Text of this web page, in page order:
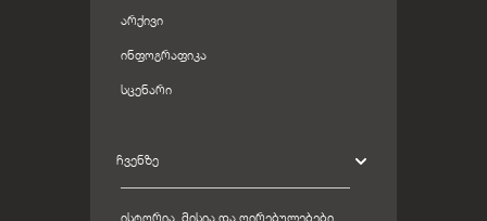
ᲐᲠᲥᲘᲕᲘ
ᲘᲜᲤᲝᲒᲠᲐᲤᲘᲙᲐ
ᲡᲪᲔᲜᲐᲠᲘ
ᲩᲕᲔᲜᲖᲔ
ᲘᲡᲢᲝᲠᲘᲐ, ᲛᲘᲡᲘᲐ ᲓᲐ ᲦᲘᲠᲔᲑᲣᲚᲔᲑᲔᲑᲘ